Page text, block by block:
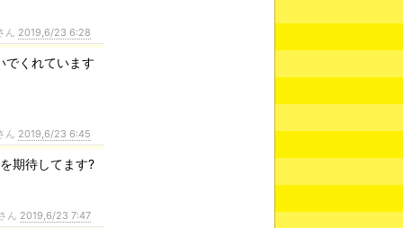
2019,6/23 6:28
でくれています
2019,6/23 6:45
期待してます?
ん 2019,6/23 7:47